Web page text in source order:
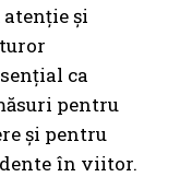
și
ca
pentru
și pentru
în viitor.